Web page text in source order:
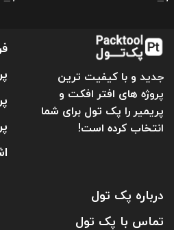
جدید و با کیفیت ترین
پروژه های افتر افکت و
پریمیر را پک تول برای شما
انتخاب کرده است!
درباره پک تول
تماس با پک تول